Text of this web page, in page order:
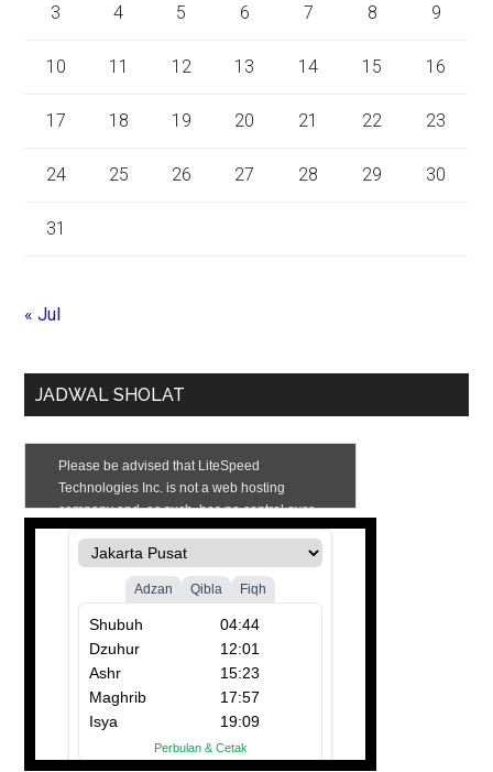
3 4 5 6 7 8 9
10 11 12 13 14 15 16
17 18 19 20 21 22 23
24 25 26 27 28 29 30
31
« Jul
JADWAL SHOLAT